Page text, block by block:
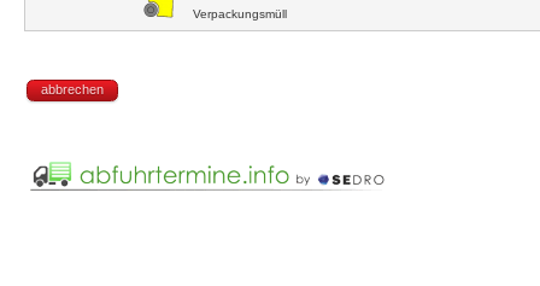
Verpackungsmüll
abbrechen